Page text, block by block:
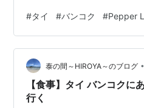
わりましが、結果、ペッパー
ことがありませんでしたが、
ようになったお店です。 新メ
今回、注文したのは、 ・Beef
Set A です。 Set …
#タイ #バンコク #Pepper
泰の間～HIROYA～のブログ •
【食事】タイ バンコクに
行く